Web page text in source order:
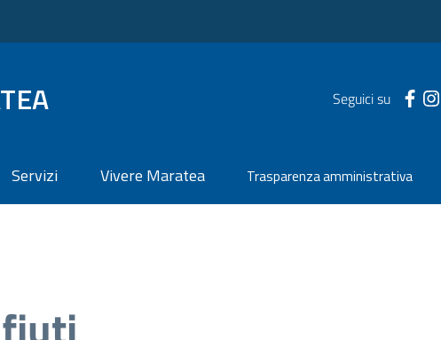
Seguici su
Servizi Vivere Maratea Trasparenza amministrativa